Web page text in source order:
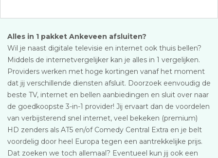
Alles in 1 pakket Ankeveen afsluiten?
Wil je naast digitale televisie en internet ook thuis bellen?
Middels de internetvergelijker kan je alles in 1 vergelijken.
Providers werken met hoge kortingen vanaf het moment
dat jij verschillende diensten afsluit. Doorzoek eenvoudig de
beste TV, internet en bellen aanbiedingen en sluit over naar
de goedkoopste 3-in-1 provider! Jij ervaart dan de voordelen
van verbijsterend snel internet, veel bekeken (premium)
HD zenders als AT5 en/of Comedy Central Extra en je belt
voordelig door heel Europa tegen een aantrekkelijke prijs.
Dat zoeken we toch allemaal? Eventueel kun jij ook een